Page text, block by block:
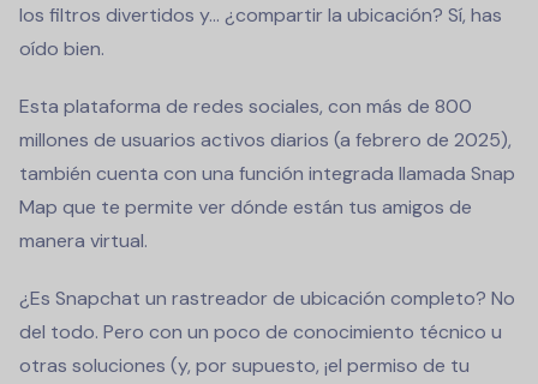
los filtros divertidos y... ¿compartir la ubicación? Sí, has
oído bien.
Esta plataforma de redes sociales, con más de 800
millones de usuarios activos diarios (a febrero de 2025),
también cuenta con una función integrada llamada Snap
Map que te permite ver dónde están tus amigos de
manera virtual.
¿Es Snapchat un rastreador de ubicación completo? No
del todo. Pero con un poco de conocimiento técnico u
otras soluciones (y, por supuesto, ¡el permiso de tu